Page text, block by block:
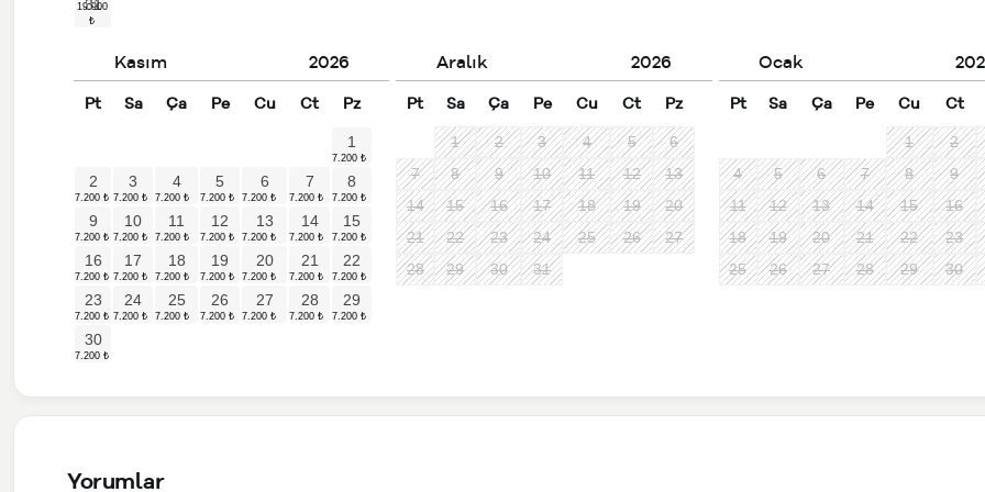
31
Kasım 2026
Pt Sa Ça Pe Cu Ct Pz
1
2 3 4 5 6 7 8
9 10 11 12 13 14 15
16 17 18 19 20 21 22
23 24 25 26 27 28 29
30
Aralık 2026
Pt Sa Ça Pe Cu Ct Pz
1 2 3 4 5
6
7
8 9 10 11 12
13
14
15 16 17 18 19
20
21
22 23 24 25 26
27
28
29 30 31
Ocak
Pt Sa Ça Pe Cu Ct
1
2
4
5 6 7 8
9
11
12 13 14 15
16
18
19 20 21 22
23
25
26 27 28 29 30
Yorumlar